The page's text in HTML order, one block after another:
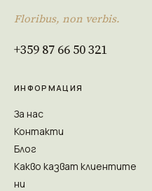
Floribus, non verbis.
+359 87 66 50 321
ИНФОРМАЦИЯ
За нас
Контакти
Блог
Какво казват клиентите
ни